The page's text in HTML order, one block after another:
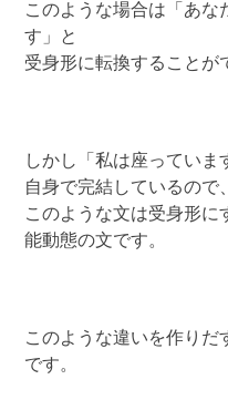
このような場合は「あな
す」と
受身形に転換することが
しかし「私は座っていま
自身で完結しているので、
このような文は受身形に
能動態の文です。
このような違いを作りだ
です。